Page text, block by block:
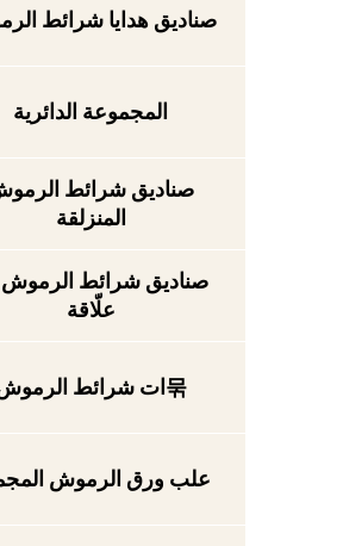
صناديق هدايا شرائط
المجموعة الدائرية
صناديق شرائط
المنزلقة
صناديق شرائط
علّاقة
묶ات شرائط الرموش
علب ورق الرموش